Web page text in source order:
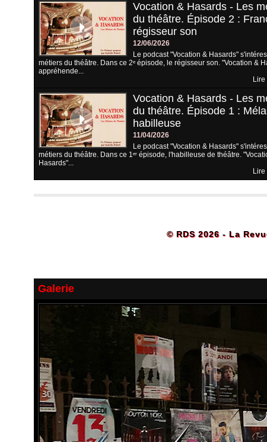
Vocation & Hasards - Les
du théâtre. Épisode 2 :
régisseur son
12/06/2026
Le podcast "Vocation & Hasards"
métiers du théâtre. Dans ce 2ᵉ épisode, le régisseur son. "Vocation &
appréhende...
Lire
Vocation & Hasards - Les
du théâtre. Épisode 1 :
habilleuse
11/04/2026
Le podcast "Vocation & Hasards"
métiers du théâtre. Dans ce 1ᵉʳ épisode, l'habilleuse de théâtre.
Hasards"...
Lire
© RDS 2026 - La
Galerie